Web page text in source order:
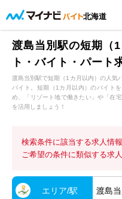
北海道
渡島当別駅の短期（
ト・バイト・パート
渡島当別駅で短期（1カ月以内）の人気
バイト。短期（1カ月以内）のバイト
め、「リゾート地で働きたい」や「在
を活用しましょう！
検索条件に該当する求人情
ご希望の条件に類似する求
エリア/駅 渡島